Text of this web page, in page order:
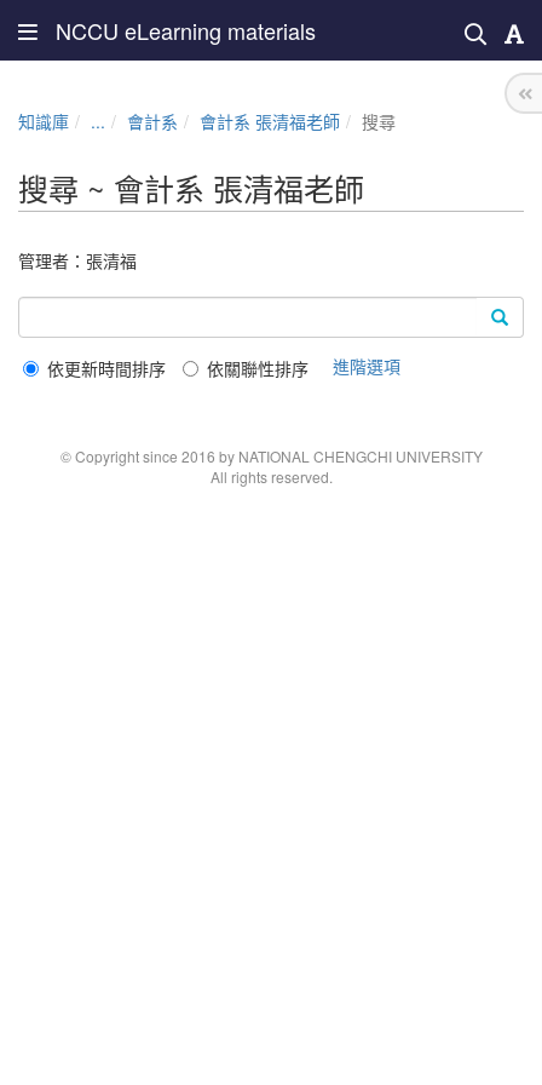
NCCU eLearning materials
知識庫 ... 會計系 會計系 張清福老師 搜尋
搜尋 ~ 會計系 張清福老師
管理者： 張清福
依更新時間排序 依關聯性排序 進階選項
© Copyright since 2016 by NATIONAL CHENGCHI UNIVERSITY
All rights reserved.